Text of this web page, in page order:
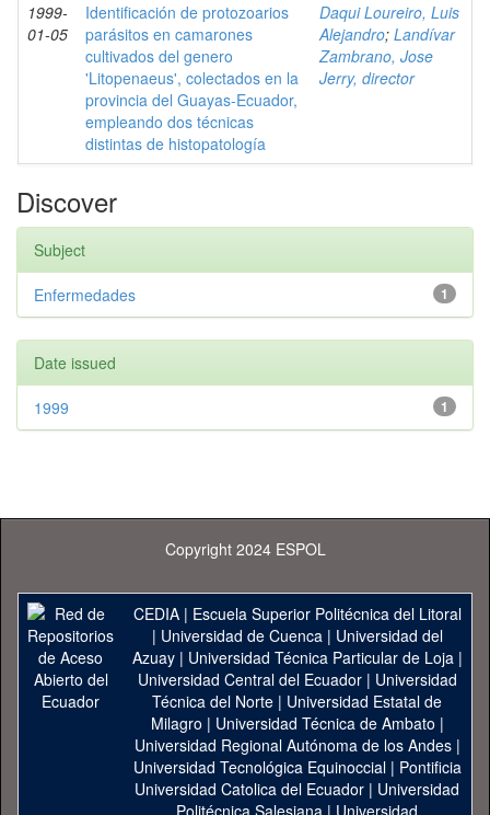
1999-
01-05
Identificación de protozoarios
parásitos en camarones
cultivados del genero
'Litopenaeus', colectados en la
provincia del Guayas-Ecuador,
empleando dos técnicas
distintas de histopatología
Daqui Loureiro, Luis
Alejandro; Landívar
Zambrano, Jose
Jerry, director
Discover
Subject
1
Enfermedades
Date issued
1
1999
Copyright 2024 ESPOL
CEDIA| Escuela Superior Politécnica del Litoral
| Universidad de Cuenca| Universidad del
Azuay| Universidad Técnica Particular de Loja|
Universidad Central del Ecuador| Universidad
Técnica del Norte | Universidad Estatal de
Milagro | Universidad Técnica de Ambato |
Universidad Regional Autónoma de los Andes|
Universidad Tecnológica Equinoccial| Pontificia
Universidad Catolica del Ecuador | Universidad
Politécnica Salesiana | Universidad